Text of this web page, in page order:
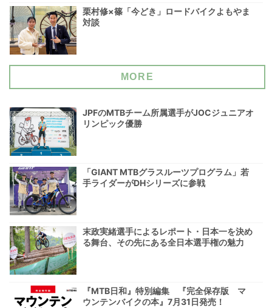
栗村修×篠「今どき」ロードバイクよもやま
対談
MORE
JPFのMTBチーム所属選手がJOCジュニアオ
リンピック優勝
「GIANT MTBグラスルーツプログラム」若
手ライダーがDHシリーズに参戦
末政実緒選手によるレポート・日本一を決め
る舞台、その先にある全日本選手権の魅力
『MTB日和』特別編集 『完全保存版 マ
ウンテンバイクの本』7月31日発売！